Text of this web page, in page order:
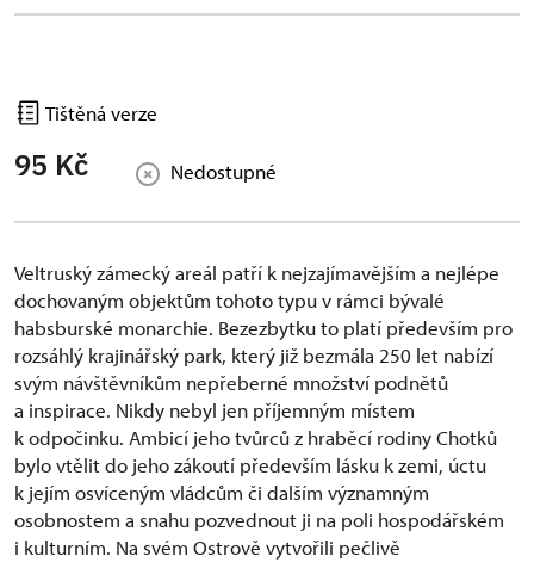
Tištěná verze
95 Kč Nedostupné
Veltruský zámecký areál patří k nejzajímavějším a nejlépe
dochovaným objektům tohoto typu v rámci bývalé
habsburské monarchie. Bezezbytku to platí především pro
rozsáhlý krajinářský park, který již bezmála 250 let nabízí
svým návštěvníkům nepřeberné množství podnětů
a inspirace. Nikdy nebyl jen příjemným místem
k odpočinku. Ambicí jeho tvůrců z hraběcí rodiny Chotků
bylo vtělit do jeho zákoutí především lásku k zemi, úctu
k jejím osvíceným vládcům či dalším významným
osobnostem a snahu pozvednout ji na poli hospodářském
i kulturním. Na svém Ostrově vytvořili pečlivě